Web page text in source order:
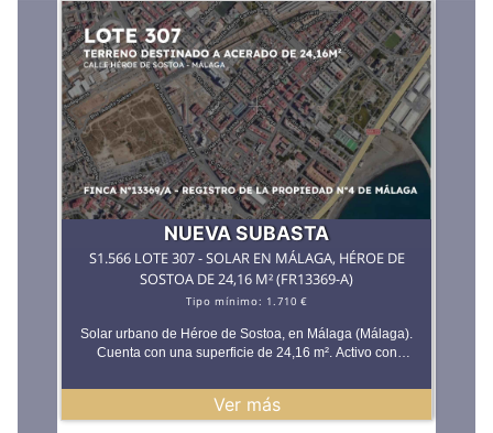
NUEVA SUBASTA
S1.566 LOTE 307 - SOLAR EN MÁLAGA, HÉROE DE
SOSTOA DE 24,16 M² (FR13369-A)
Tipo mínimo: 1.710 €
Solar urbano de Héroe de Sostoa, en Málaga (Málaga).
Cuenta con una superficie de 24,16 m². Activo con
aprovechamiento concreto deberá valorarse conforme al
planeamiento urbanístico vigente en el municipio.
Ver más